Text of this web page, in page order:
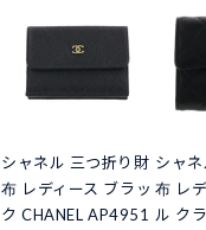
シャネル 三つ折り財
布 レディース ブラッ
ク CHANEL AP4951
シャ
布 レ
ル ク